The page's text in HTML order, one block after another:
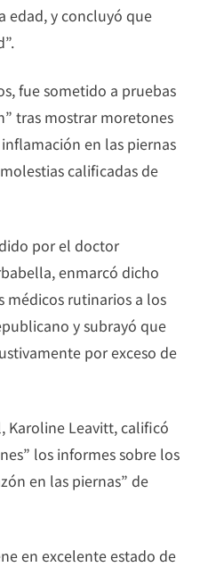
edad, y concluyó que
fue sometido a pruebas
tras mostrar moretones
en las piernas
calificadas de
por el doctor
enmarcó dicho
médicos rutinarios a los
y subrayó que
por exceso de
Karoline Leavitt, calificó
los informes sobre los
en las piernas” de
en excelente estado de